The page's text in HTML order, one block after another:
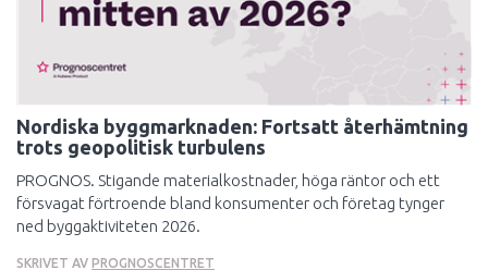
Nordiska byggmarknaden: Fortsatt återhämtning
trots geopolitisk turbulens
PROGNOS. Stigande materialkostnader, höga räntor och ett
försvagat förtroende bland konsumenter och företag tynger
ned byggaktiviteten 2026.
SKRIVET AV PROGNOSCENTRET